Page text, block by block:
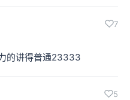
7
的讲得普通23333
5